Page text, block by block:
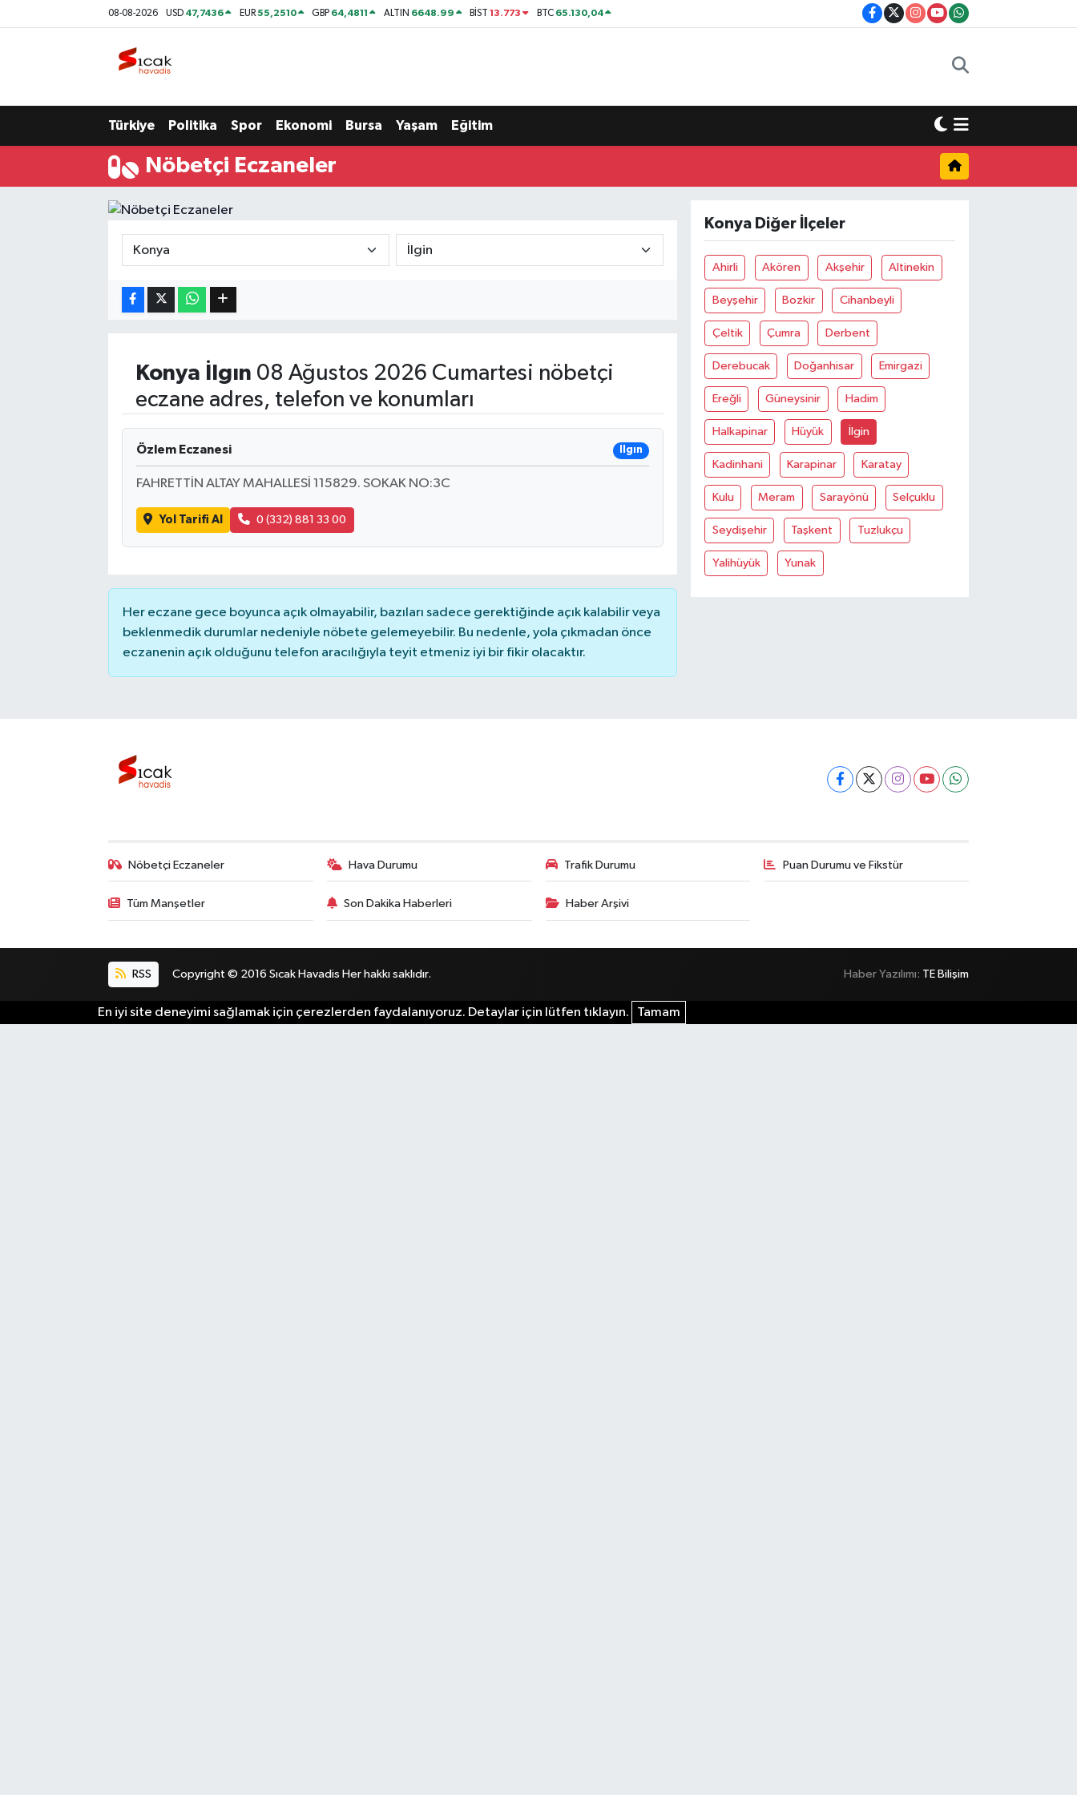
08-08-2026 USD 47,7436 EUR55,2510 GBP 64,4811 ALTIN 6648.99 BİST13.773 BTC 65.130,04
Türkiye Politika Spor Ekonomi Bursa Yaşam Eğitim
Nöbetçi Eczaneler
Konya İlgın 08 Ağustos 2026 Cumartesi nöbetçi
eczane adres, telefon ve konumları
Özlem Eczanesi Ilgın
FAHRETTİN ALTAY MAHALLESİ 115829. SOKAK NO:3C
Yol Tarifi Al 0 (332) 881 33 00
Her eczane gece boyunca açık olmayabilir, bazıları sadece gerektiğinde açık kalabilir veya
beklenmedik durumlar nedeniyle nöbete gelemeyebilir. Bu nedenle, yola çıkmadan önce
eczanenin açık olduğunu telefon aracılığıyla teyit etmeniz iyi bir fikir olacaktır.
Konya Diğer İlçeler
Ahirli Akören Akşehir Altinekin
Beyşehir Bozkir Cihanbeyli
Çeltik Çumra Derbent
Derebucak Doğanhisar Emirgazi
Ereğli Güneysinir Hadim
Halkapinar Hüyük İlgin
Kadinhani Karapinar Karatay
Kulu Meram Sarayönü Selçuklu
Seydişehir Taşkent Tuzlukçu
Yalihüyük Yunak
Nöbetçi Eczaneler Hava Durumu Trafik Durumu Puan Durumu ve Fikstür
Tüm Manşetler Son Dakika Haberleri Haber Arşivi
RSS Copyright © 2016 Sıcak Havadis Her hakkı saklıdır. Haber Yazılımı: TE Bilişim
En iyi site deneyimi sağlamak için çerezlerden faydalanıyoruz. Detaylar için lütfen tıklayın. Tamam
Kültür & Sanat
Bilim, Teknoloji
Nöbetçi Eczaneler
Süper Lig Puan Durumu ve Fikstür
Son Dakika Haberleri